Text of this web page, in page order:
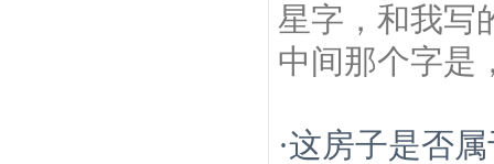
星字，和我写
中间那个字是
·这房子是否